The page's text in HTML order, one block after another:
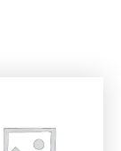
€17,99.€14,21.